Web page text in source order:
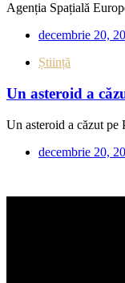
Agenția Spațială
decembrie 20,
Știință
Un asteroid a
Un asteroid a căzut pe
decembrie 20,